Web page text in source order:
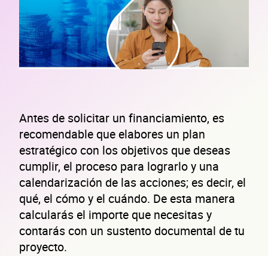
Antes de solicitar un financiamiento, es
recomendable que elabores un plan
estratégico con los objetivos que deseas
cumplir, el proceso para lograrlo y una
calendarización de las acciones; es decir, el
qué, el cómo y el cuándo. De esta manera
calcularás el importe que necesitas y
contarás con un sustento documental de tu
proyecto.